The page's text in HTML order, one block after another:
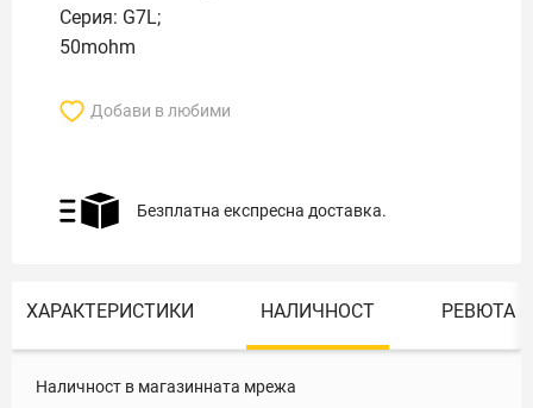
Серия: G7L;
50mohm
Добави в любими
Безплатна експресна доставка.
ХАРАКТЕРИСТИКИ НАЛИЧНОСТ РЕВЮТА
Наличност в магазинната мрежа